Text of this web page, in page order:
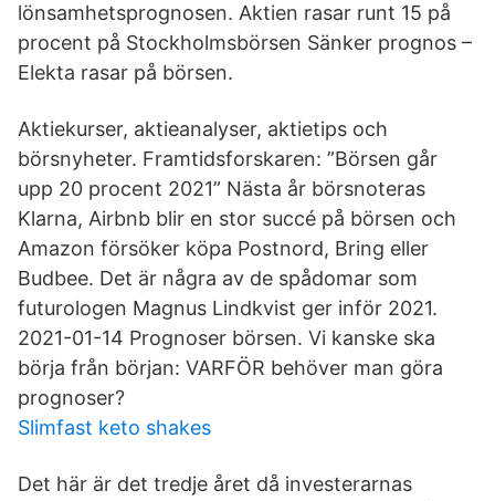
lönsamhetsprognosen. Aktien rasar runt 15 på
procent på Stockholmsbörsen Sänker prognos –
Elekta rasar på börsen.
Aktiekurser, aktieanalyser, aktietips och
börsnyheter. Framtidsforskaren: ”Börsen går
upp 20 procent 2021” Nästa år börsnoteras
Klarna, Airbnb blir en stor succé på börsen och
Amazon försöker köpa Postnord, Bring eller
Budbee. Det är några av de spådomar som
futurologen Magnus Lindkvist ger inför 2021.
2021-01-14 Prognoser börsen. Vi kanske ska
börja från början: VARFÖR behöver man göra
prognoser?
Slimfast keto shakes
Det här är det tredje året då investerarnas